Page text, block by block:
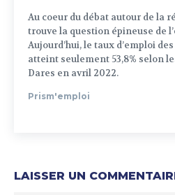
Au coeur du débat autour de la
trouve la question épineuse de
Aujourd’hui, le taux d’emploi
atteint seulement 53,8% selon
Dares en avril 2022.
Prism'emploi
LAISSER UN